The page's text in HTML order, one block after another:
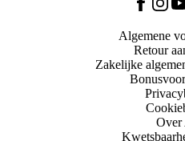
Algemene
Retour
Zakelijke
Over